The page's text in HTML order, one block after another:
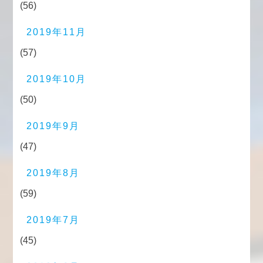
(56)
2019年11月
(57)
2019年10月
(50)
2019年9月
(47)
2019年8月
(59)
2019年7月
(45)